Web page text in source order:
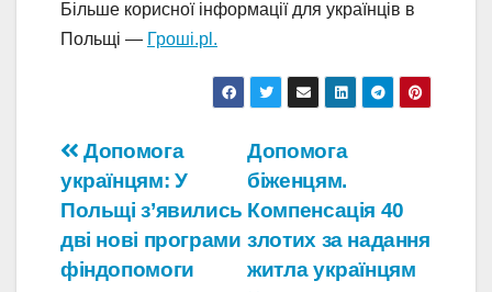
Більше корисної інформації для українців в
Польщі — Гроші.pl.
Навігація
записів
Допомога
біженцям.
Компенсація 40
злотих за надання
житла українцям
Допомога
українцям: У
Польщі з’явились
дві нові програми
фіндопомоги